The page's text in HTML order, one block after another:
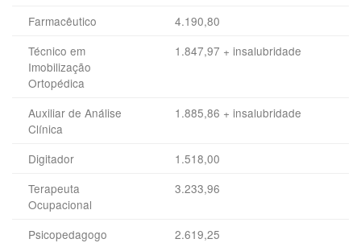
Farmacêutico
4.190,80
Técnico em
Imobilização
Ortopédica
1.847,97 + insalubridade
Auxiliar de Análise
Clínica
1.885,86 + insalubridade
Digitador
1.518,00
Terapeuta
Ocupacional
3.233,96
Psicopedagogo
2.619,25